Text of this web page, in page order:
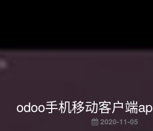
odoo手机移动客户端
2020-11-05